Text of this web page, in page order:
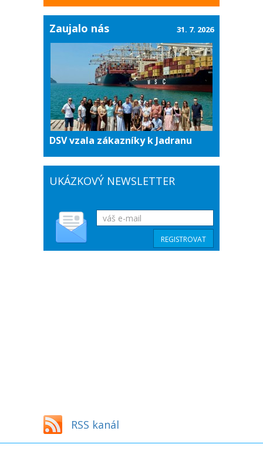
Zaujalo nás
DSV vzala zákazníky k Jadranu
31. 7. 2026
UKÁZKOVÝ NEWSLETTER
RSS kanál